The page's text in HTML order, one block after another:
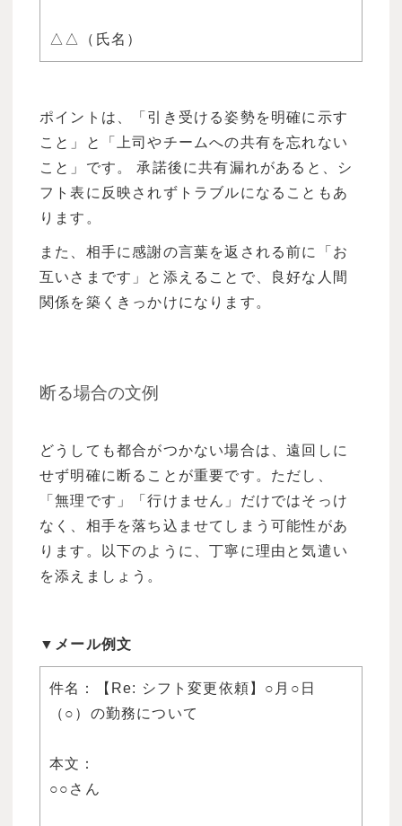
△△（氏名）
ポイントは、「引き受ける姿勢を明確に示す
こと」と「上司やチームへの共有を忘れない
こと」です。 承諾後に共有漏れがあると、シ
フト表に反映されずトラブルになることもあ
ります。
また、相手に感謝の言葉を返される前に「お
互いさまです」と添えることで、良好な人間
関係を築くきっかけになります。
断る場合の文例
どうしても都合がつかない場合は、遠回しに
せず明確に断ることが重要です。ただし、
「無理です」「行けません」だけではそっけ
なく、相手を落ち込ませてしまう可能性があ
ります。以下のように、丁寧に理由と気遣い
を添えましょう。
▼メール例文
件名：【Re: シフト変更依頼】○月○日
（○）の勤務について
本文：
○○さん